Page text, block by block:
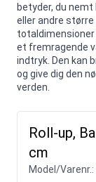
betyder, du
eller andre større
totaldimensioner
et fremragende
indtryk. Den kan
og give dig den
verden.
Roll-up,
cm
Model/Varenr.: